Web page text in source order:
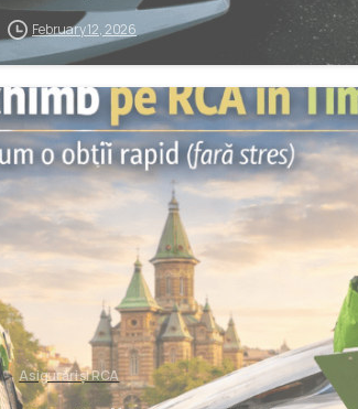
February 12, 2026
-
Asigurări și RCA